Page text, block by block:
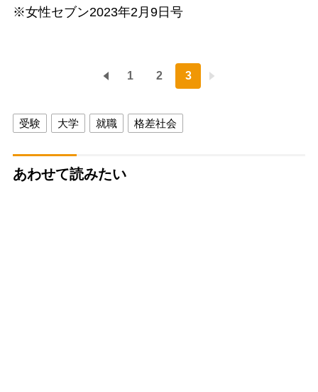
※女性セブン2023年2月9日号
1 2 3
受験 大学 就職 格差社会
あわせて読みたい